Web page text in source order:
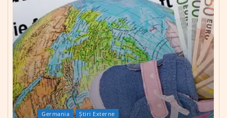
Germania Știri Externe